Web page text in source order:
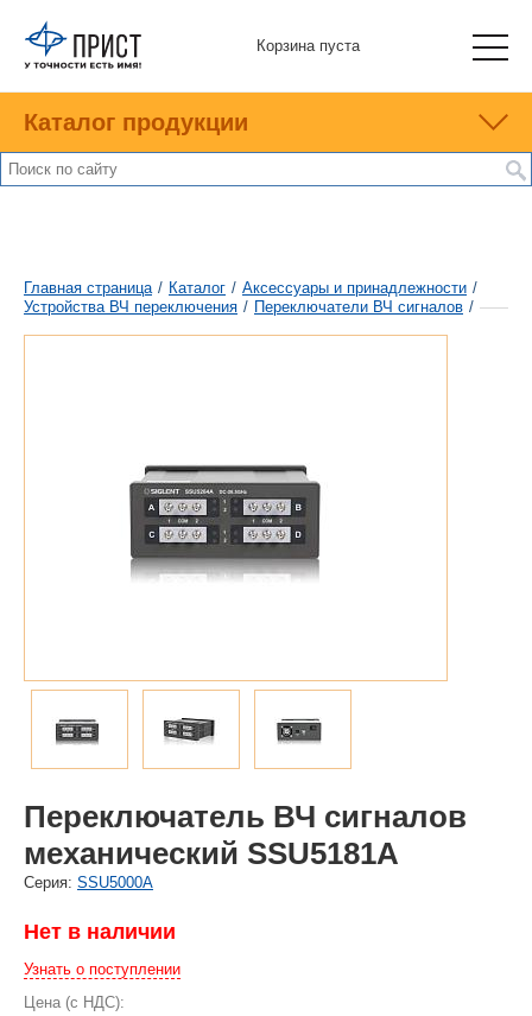
Корзина пуста
Каталог продукции
Главная страница / Каталог / Аксессуары и принадлежности /
Устройства ВЧ переключения / Переключатели ВЧ сигналов /
Переключатель ВЧ сигналов
механический SSU5181A
Cерия: SSU5000A
Нет в наличии
Узнать о поступлении
Цена (с НДС):